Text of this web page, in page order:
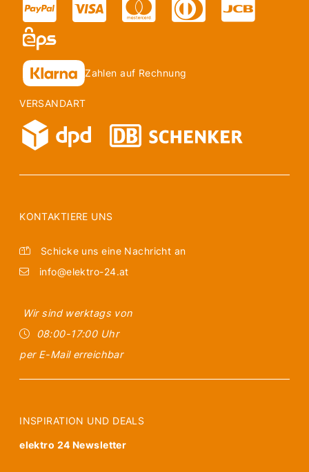
Zahlen auf Rechnung
VERSANDART
KONTAKTIERE UNS
Schicke uns eine Nachricht an
info@elektro-24.at
Wir sind werktags von
08:00-17:00 Uhr
per E-Mail erreichbar
INSPIRATION UND DEALS
elektro 24 Newsletter